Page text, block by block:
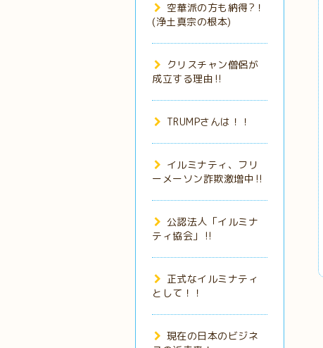
空華派の方も納得?！
(浄土真宗の根本)
クリスチャン僧侶が
成立する理由‼️
TRUMPさんは！！
イルミナティ、フリ
ーメーソン詐欺激増中‼️
公認法人「イルミナ
ティ協会」‼️
正式なイルミナティ
として！！
現在の日本のビジネ